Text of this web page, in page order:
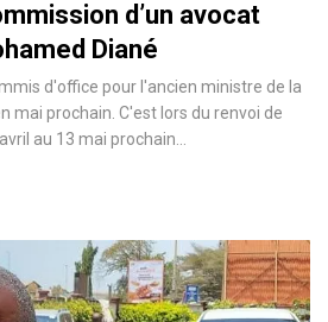
d’un avocat
Diané
d'office pour l'ancien ministre de la
mai prochain. C'est lors du renvoi de
au 13 mai prochain…